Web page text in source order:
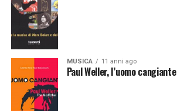
MUSICA 11 anni ago
Paul Weller, l’uomo cangiante